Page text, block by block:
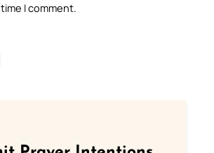
I comment.